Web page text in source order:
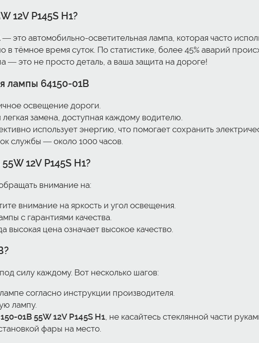
12V P145S H1?
— это автомобильно-осветительная лампа, которая часто
в тёмное время суток. По статистике, более 45% аварий
— это не просто деталь, а ваша защита на дороге!
лампы 64150-01B
освещение дороги.
замена, доступная каждому водителю.
использует энергию, что помогает сохранить
службы — около 1000 часов.
12V P145S H1?
внимание на:
внимание на яркость и угол освещения.
с гарантиями качества.
высокая цена означает высокое качество.
силу каждому. Вот несколько шагов:
согласно инструкции производителя.
лампу.
01B 55W 12V P145S H1, не касайтесь стеклянной части
фары на место.